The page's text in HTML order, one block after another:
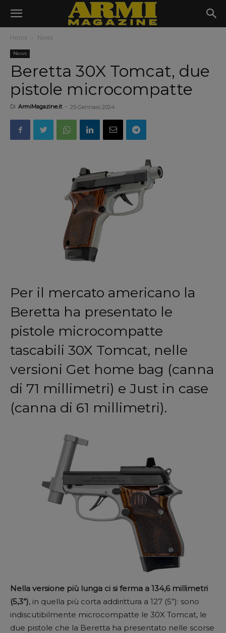
Home News
News
Beretta 30X Tomcat, due
pistole microcompatte
Di ArmiMagazine.it - 25 Gennaio 2024
Per il mercato americano la
Beretta ha presentato le
pistole microcompatte
tascabili 30X Tomcat, nelle
versioni Get home bag (canna
di 71 millimetri) e Just in case
(canna di 61 millimetri).
Nella versione più lunga ci si ferma a 134,6 millimetri
(5,3”), in quella più corta addirittura a 127 (5”): sono
indiscutibilmente microcompatte le 30X Tomcat, le
due pistole che la Beretta ha presentato nelle scorse